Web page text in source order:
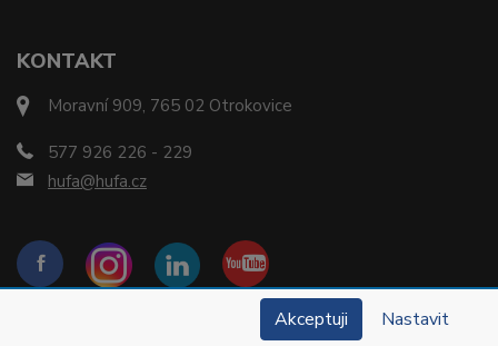
KONTAKT
Moravní 909, 765 02 Otrokovice
577 926 226 - 229
hufa@hufa.cz
Akceptuji Nastavit